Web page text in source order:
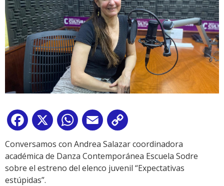
Facebook
X WhatsApp
Email
Link
Conversamos con Andrea Salazar coordinadora
académica de Danza Contemporánea Escuela Sodre
sobre el estreno del elenco juvenil “Expectativas
estúpidas”.